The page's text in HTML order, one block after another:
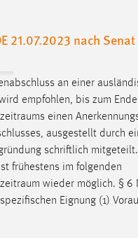
21.07.2023 nach Senat
an einer
empfohlen, bis zum
einen
ausgestellt durch
schriftlich
frühestens im folgenden
wieder möglich. § 6
Eignung (1)
style-5e9dbeb1811c0446
um die Chatfunktion nutzen
mibew-chat-frame-style-
= Sitzungslaufzeit,